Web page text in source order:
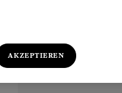
AKZEPTIEREN